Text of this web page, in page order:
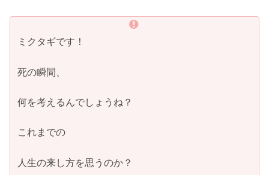
ミクタギです！
死の瞬間、
何を考えるんでしょうね？
これまでの
人生の来し方を思うのか？